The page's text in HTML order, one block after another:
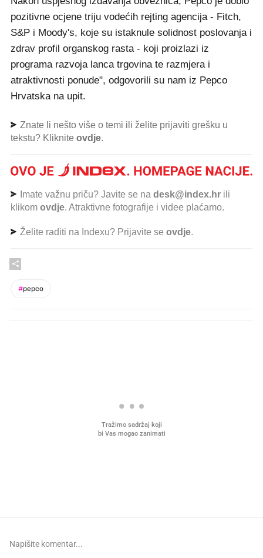
pozitivne ocjene triju vodećih rejting agencija - Fitch,
S&P i Moody's, koje su istaknule solidnost poslovanja i
zdrav profil organskog rasta - koji proizlazi iz
programa razvoja lanca trgovina te razmjera i
atraktivnosti ponude", odgovorili su nam iz Pepco
Hrvatska na upit.
Znate li nešto više o temi ili želite prijaviti grešku u
tekstu? Kliknite ovdje.
Imate važnu priču? Javite se na desk@index.hr ili
klikom ovdje. Atraktivne fotografije i videe plaćamo.
Želite raditi na Indexu? Prijavite se ovdje.
#pepco